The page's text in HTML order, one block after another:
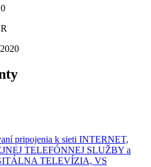
pripojenia k sieti INTERNET,
TELEFÓNNEJ SLUŽBY a
TELEVÍZIA, VS